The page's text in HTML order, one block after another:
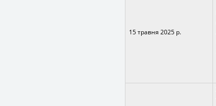
15 травня 2025 р.